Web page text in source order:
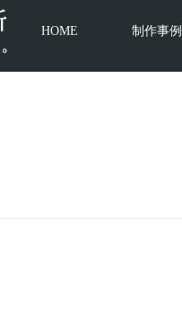
HOME 制作事例